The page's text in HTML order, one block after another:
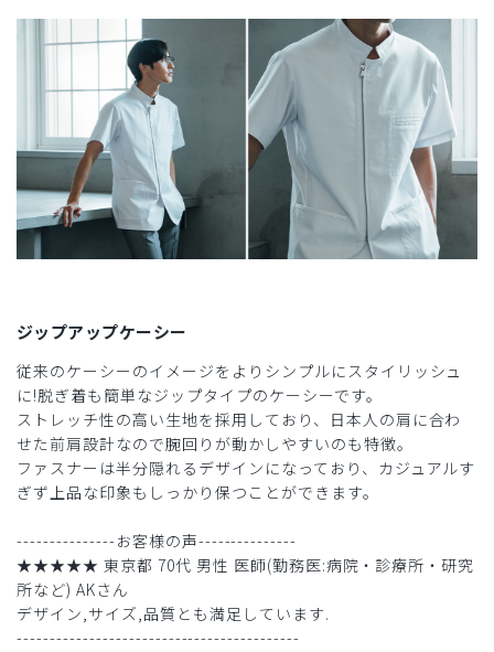
ジップアップケーシー
従来のケーシーのイメージをよりシンプルにスタイリッシュ
に!脱ぎ着も簡単なジップタイプのケーシーです。
ストレッチ性の高い生地を採用しており、日本人の肩に合わ
せた前肩設計なので腕回りが動かしやすいのも特徴。
ファスナーは半分隠れるデザインになっており、カジュアルす
ぎず上品な印象もしっかり保つことができます。
---------------お客様の声---------------
★★★★★ 東京都 70代 男性 医師(勤務医:病院・診療所・研究
所など) AKさん
デザイン,サイズ,品質とも満足しています.
-------------------------------------------